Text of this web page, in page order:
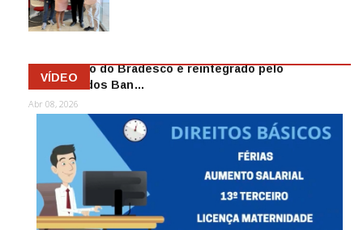
as demiss…
Mai 13, 2026
Funcionário do Bradesco é reintegrado pelo
Sindicato dos Ban…
Abr 08, 2026
VÍDEO